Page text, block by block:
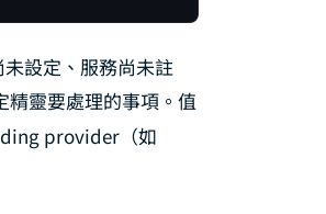
設定、服務尚未註
精靈要處理的事項。值
provider（如